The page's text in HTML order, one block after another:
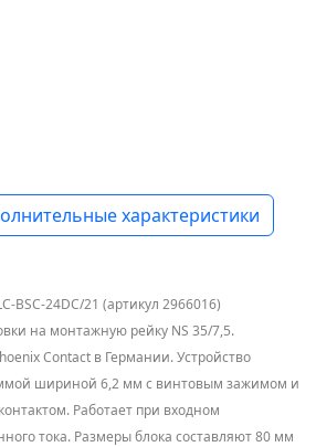
характеристики
BSC-24DC/21 (артикул 2966016)
на монтажную рейку NS 35/7,5.
Contact в Германии. Устройство
шириной 6,2 мм с винтовым зажимом и
Работает при входном
тока. Размеры блока составляют 80 мм